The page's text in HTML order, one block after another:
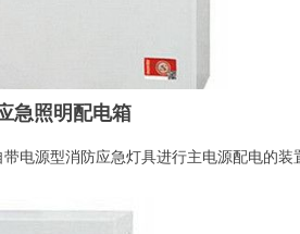
急照明配电箱
电源型消防应急灯具进行主电源配电的装